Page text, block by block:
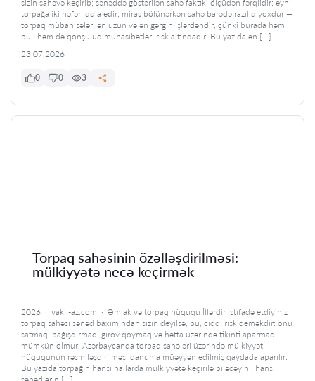
sizin sahəyə keçirib; sənəddə göstərilən sahə faktiki ölçüdən fərqlidir; eyni
torpağa iki nəfər iddia edir; miras bölünərkən sahə barədə razılıq yoxdur —
torpaq mübahisələri ən uzun və ən gərgin işlərdəndir, çünki burada həm
pul, həm də qonşuluq münasibətləri risk altındadır. Bu yazıda ən […]
23.07.2026
0 0 3
Torpaq sahəsinin özəlləşdirilməsi:
mülkiyyətə necə keçirmək
2026 · vakil-az.com · Əmlak və torpaq hüququ İllərdir istifadə etdiyiniz
torpaq sahəsi sənəd baxımından sizin deyilsə, bu, ciddi risk deməkdir: onu
satmaq, bağışdırmaq, girov qoymaq və hətta üzərində tikinti aparmaq
mümkün olmur. Azərbaycanda torpaq sahələri üzərində mülkiyyət
hüququnun rəsmiləşdirilməsi qanunla müəyyən edilmiş qaydada aparılır.
Bu yazıda torpağın hansı hallarda mülkiyyətə keçirilə biləcəyini, hansı